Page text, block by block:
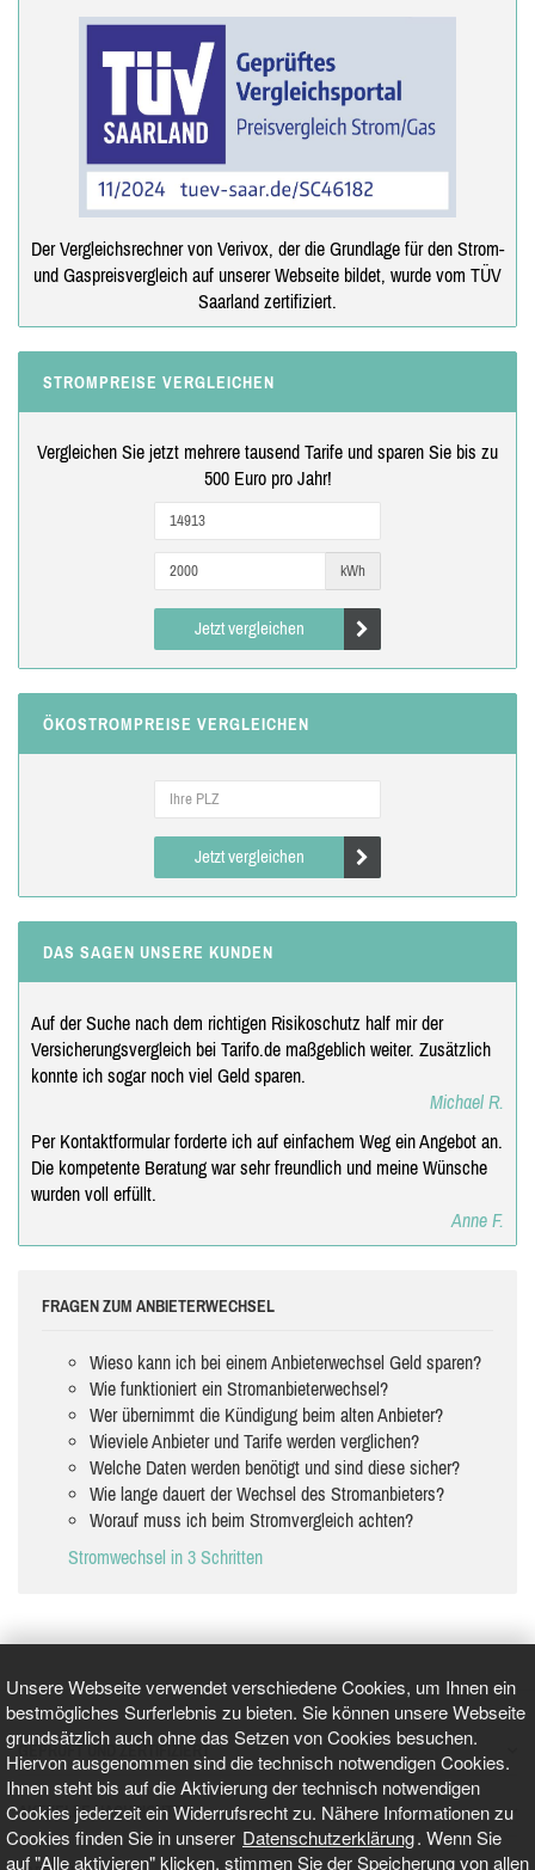
Unsere Webseite verwendet verschiedene Cookies, um Ihnen ein
bestmögliches Surferlebnis zu bieten. Sie können unsere Webseite
grundsätzlich auch ohne das Setzen von Cookies besuchen.
Hiervon ausgenommen sind die technisch notwendigen Cookies.
Ihnen steht bis auf die Aktivierung der technisch notwendigen
Cookies jederzeit ein Widerrufsrecht zu. Nähere Informationen zu
Cookies finden Sie in unserer Datenschutzerklärung. Wenn Sie
auf "Alle aktivieren" klicken, stimmen Sie der Speicherung von allen
Der Vergleichsrechner von Verivox, der die Grundlage für den Strom-
und Gaspreisvergleich auf unserer Webseite bildet, wurde vom TÜV
Saarland zertifiziert.
STROMPREISE VERGLEICHEN
Vergleichen Sie jetzt mehrere tausend Tarife und sparen Sie bis zu
500 Euro pro Jahr!
kWh
Jetzt vergleichen
ÖKOSTROMPREISE VERGLEICHEN
Jetzt vergleichen
DAS SAGEN UNSERE KUNDEN
Auf der Suche nach dem richtigen Risikoschutz half mir der
Versicherungsvergleich bei Tarifo.de maßgeblich weiter. Zusätzlich
konnte ich sogar noch viel Geld sparen.
Michael R.
Per Kontaktformular forderte ich auf einfachem Weg ein Angebot an.
Die kompetente Beratung war sehr freundlich und meine Wünsche
wurden voll erfüllt.
Anne F.
FRAGEN ZUM ANBIETERWECHSEL
Wieso kann ich bei einem Anbieterwechsel Geld sparen?
Wie funktioniert ein Stromanbieterwechsel?
Wer übernimmt die Kündigung beim alten Anbieter?
Wieviele Anbieter und Tarife werden verglichen?
Welche Daten werden benötigt und sind diese sicher?
Wie lange dauert der Wechsel des Stromanbieters?
Worauf muss ich beim Stromvergleich achten?
Stromwechsel in 3 Schritten
GEPRÜFT UND ZERTIFIZIERT
AKTUELLE NACHRICHTEN